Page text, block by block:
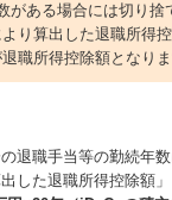
がある場合には切り捨
り算出した退職所得
職所得控除額となりま
の退職手当等の勤続年
した退職所得控除額」